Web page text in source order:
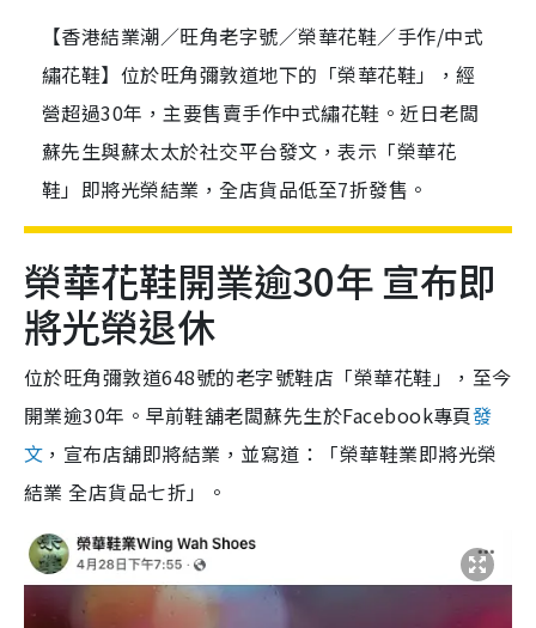
【香港結業潮／旺角老字號／榮華花鞋／手作/中式
繡花鞋】位於旺角彌敦道地下的「榮華花鞋」，經
營超過30年，主要售賣手作中式繡花鞋。近日老闆
蘇先生與蘇太太於社交平台發文，表示「榮華花
鞋」即將光榮結業，全店貨品低至7折發售。
榮華花鞋開業逾30年 宣布即
將光榮退休
位於旺角彌敦道648號的老字號鞋店「榮華花鞋」，至今
開業逾30年。早前鞋舖老闆蘇先生於Facebook專頁發
文 ，宣布店舖即將結業，並寫道：「榮華鞋業即將光榮
結業 全店貨品七折」。